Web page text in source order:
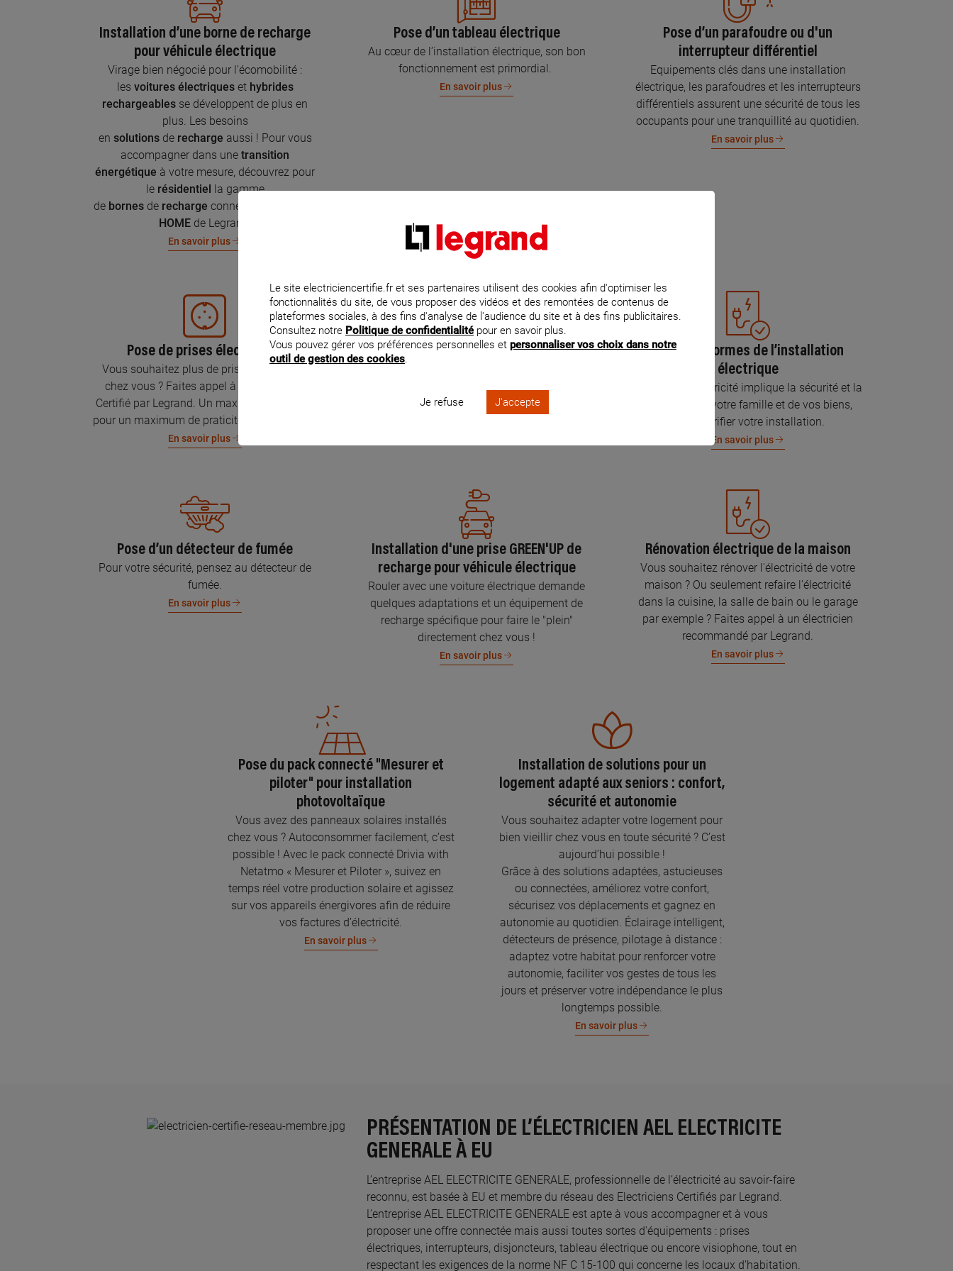
Installation d’une borne de recharge
pour véhicule électrique
Virage bien négocié pour l’écomobilité :
les voitures électriques et hybrides
rechargeables se développent de plus en
plus. Les besoins
en solutions de recharge aussi ! Pour vous
accompagner dans unetransition
énergétique à votre mesure, découvrez pour
le résidentiel la gamme
de bornes de recharge connectées
HOME de Legrand.
En savoir plus
Pose d’un tableau électrique
Au cœur de l’installation électrique, son bon
fonctionnement est primordial.
En savoir plus
Pose d’un parafoudre ou d'un
interrupteur différentiel
Equipements clés dans une installation
électrique, les parafoudres et les interrupteurs
différentiels assurent une sécurité de tous les
occupants pour une tranquillité au quotidien.
En savoir plus
Pose de prises électriques
Vous souhaitez plus de prises électriques
chez vous ? Faites appel à un Électricien
Certifié par Legrand. Un maximum de prises
pour un maximum de praticité et de sécurité.
En savoir plus
Pose d’interrupteurs
Legrand.
Mise aux normes de l’installation
électrique
Parce que l’électricité implique la sécurité et la
protection de votre famille et de vos biens,
faites vérifier votre installation.
En savoir plus
Pose d’un détecteur de fumée
Pour votre sécurité, pensez au détecteur de
fumée.
En savoir plus
Installation d'une prise GREEN'UP de
recharge pour véhicule électrique
Rouler avec une voiture électrique demande
quelques adaptations et un équipement de
recharge spécifique pour faire le "plein"
directement chez vous !
En savoir plus
Rénovation électrique de la maison
Vous souhaitez rénover l'électricité de votre
maison ? Ou seulement refaire l'électricité
dans la cuisine, la salle de bain ou le garage
par exemple ? Faites appel à un électricien
recommandé par Legrand.
En savoir plus
Pose du pack connecté "Mesurer et
piloter" pour installation
photovoltaïque
Vous avez des panneaux solaires installés
chez vous ? Autoconsommer facilement, c’est
possible ! Avec le pack connecté Drivia with
Netatmo « Mesurer et Piloter », suivez en
temps réel votre production solaire et agissez
sur vos appareils énergivores afin de réduire
vos factures d’électricité.
En savoir plus
Installation de solutions pour un
logement adapté aux seniors : confort,
sécurité et autonomie
Vous souhaitez adapter votre logement pour
bien vieillir chez vous en toute sécurité ? C’est
aujourd’hui possible !
Grâce à des solutions adaptées, astucieuses
ou connectées, améliorez votre confort,
sécurisez vos déplacements et gagnez en
autonomie au quotidien. Éclairage intelligent,
détecteurs de présence, pilotage à distance :
adaptez votre habitat pour renforcer votre
autonomie, faciliter vos gestes de tous les
jours et préserver votre indépendance le plus
longtemps possible.
En savoir plus
PRÉSENTATION DE L’ÉLECTRICIEN AEL ELECTRICITE
GENERALE À EU
L’entreprise AEL ELECTRICITE GENERALE, professionnelle de l’électricité au savoir-faire
reconnu, est basée à EU et membre du réseau des Electriciens Certifiés par Legrand.​
L’entreprise AEL ELECTRICITE GENERALE est apte à vous accompagner et à vous
proposer une offre connectée mais aussi toutes sortes d'équipements : prises
électriques, interrupteurs, disjoncteurs, tableau électrique ou encore visiophone, tout en
respectant les exigences de la norme NF C 15-100 qui concerne les locaux d’habitation.
Le site electriciencertifie.fr et ses partenaires utilisent des cookies afin d'optimiser les
fonctionnalités du site, de vous proposer des vidéos et des remontées de contenus de
plateformes sociales, à des fins d'analyse de l'audience du site et à des fins publicitaires.
Consultez notre Politique de confidentialitépour en savoir plus.
Vous pouvez gérer vos préférences personnelles et personnaliser vos choix dans notre
outil de gestion des cookies.
Je refuse J'accepte